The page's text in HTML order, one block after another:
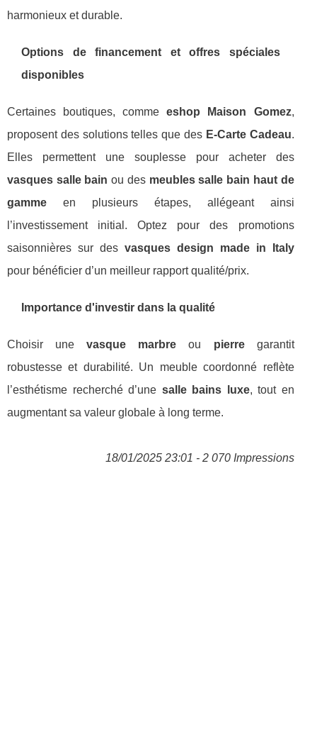
harmonieux et durable.
Options de financement et offres spéciales
disponibles
Certaines boutiques, commeeshop Maison Gomez,
proposent des solutions telles que des E-Carte Cadeau.
Elles permettent une souplesse pour acheter des
vasques salle bain ou des meubles salle bain haut de
gamme en plusieurs étapes, allégeant ainsi
l’investissement initial. Optez pour des promotions
saisonnières sur des vasques design made in Italy
pour bénéficier d’un meilleur rapport qualité/prix.
Importance d'investir dans la qualité
Choisir unevasque marbre ou pierregarantit
robustesse et durabilité. Un meuble coordonné reflète
l’esthétisme recherché d’une salle bains luxe, tout en
augmentant sa valeur globale à long terme.
18/01/2025 23:01 - 2 070 Impressions